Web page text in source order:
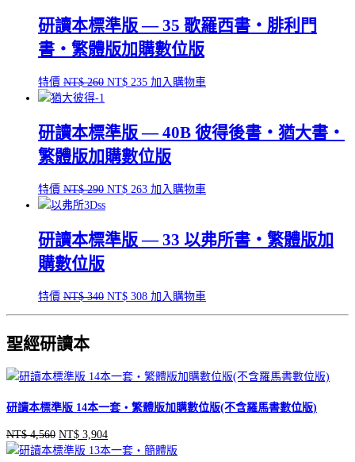
選
擇
選
格：
NT$ 280。
格：
NT$ 254。
研讀本標準版 — 35 歌羅西書‧腓利門
書‧繁體版加購數位版
特價 NT$260 原
格：
NT$ 260。
NT$ 235目
格：
NT$ 235。
加入購物車
研讀本標準版 — 40B 彼得後書‧猶大書‧
繁體版加購數位版
特價 NT$290 原
格：
NT$ 290。
NT$ 263目
格：
NT$ 263。
加入購物車
研讀本標準版 — 33 以弗所書‧繁體版加
購數位版
特價 NT$340 原
始
NT$ 308目
前
加入購物車
聖經研讀本
研讀本標準版 14本一套‧繁體版加購數位版(不含羅馬書數位版)
NT$4,560 原
始
NT$ 3,904目
前